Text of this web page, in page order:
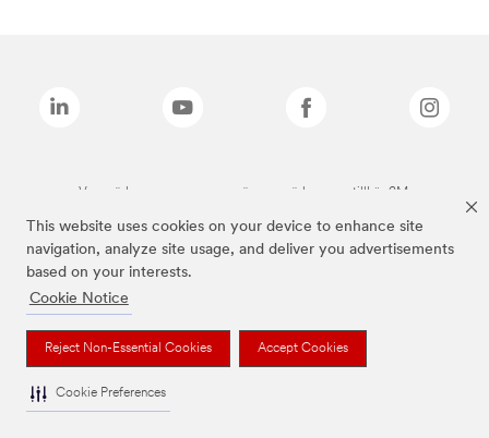
This website uses cookies on your device to enhance site
navigation, analyze site usage, and deliver you advertisements
based on your interests.
Cookie Notice
Reject Non-Essential Cookies Accept Cookies
Cookie Preferences
Varumärken som anges ovan är varumärken som tillhör 3M.